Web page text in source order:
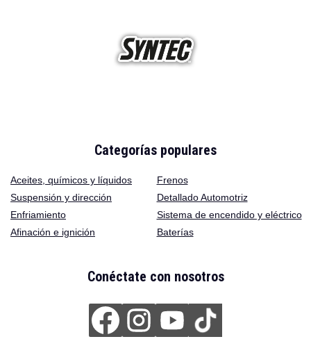
Categorías populares
Aceites químicos y líquidos
Frenos
Suspensión y dirección
Detallado Automotriz
Enfriamiento
Sistema de encendido y eléctrico
Afinación e ignición
Baterías
Conéctate con nosotros